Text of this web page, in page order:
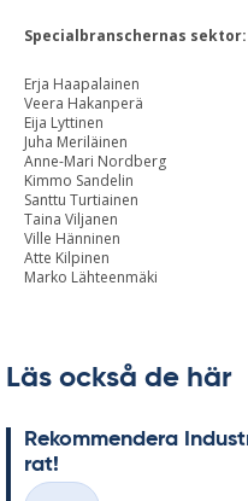
Specialbranschernas sektor:
Erja Haapalainen
Veera Hakanperä
Eija Lyttinen
Juha Meriläinen
Anne-Mari Nordberg
Kimmo Sandelin
Santtu Turtiainen
Taina Viljanen
Ville Hänninen
Atte Kilpinen
Marko Lähteenmäki
Läs också de här
Re­kom­men­de­ra
rat!